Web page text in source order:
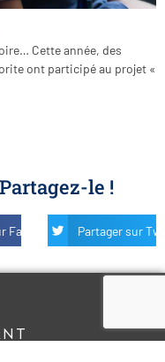
Cette année, des
ont participé au projet «
le !
Facebook Partager sur